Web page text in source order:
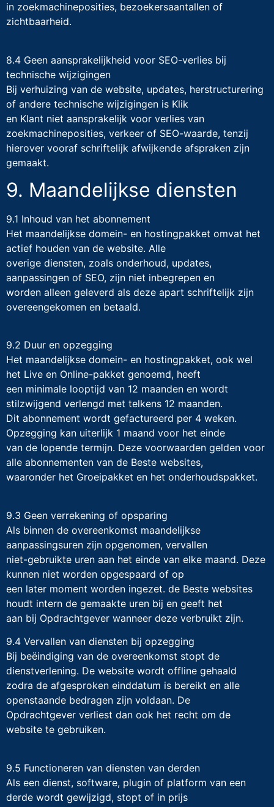
in zoekmachineposities, bezoekersaantallen of
zichtbaarheid.
8.4 Geen aansprakelijkheid voor SEO-verlies bij
technische wijzigingen
Bij verhuizing van de website, updates, herstructurering
of andere technische wijzigingen is Klik
en Klant niet aansprakelijk voor verlies van
zoekmachineposities, verkeer of SEO-waarde, tenzij
hierover vooraf schriftelijk afwijkende afspraken zijn
gemaakt.
9. Maandelijkse diensten
9.1 Inhoud van het abonnement
Het maandelijkse domein- en hostingpakket omvat het
actief houden van de website. Alle
overige diensten, zoals onderhoud, updates,
aanpassingen of SEO, zijn niet inbegrepen en
worden alleen geleverd als deze apart schriftelijk zijn
overeengekomen en betaald.
9.2 Duur en opzegging
Het maandelijkse domein- en hostingpakket, ook wel
het Live en Online-pakket genoemd, heeft
een minimale looptijd van 12 maanden en wordt
stilzwijgend verlengd met telkens 12 maanden.
Dit abonnement wordt gefactureerd per 4 weken.
Opzegging kan uiterlijk 1 maand voor het einde
van de lopende termijn. Deze voorwaarden gelden voor
alle abonnementen van de Beste websites,
waaronder het Groeipakket en het onderhoudspakket.
9.3 Geen verrekening of opsparing
Als binnen de overeenkomst maandelijkse
aanpassingsuren zijn opgenomen, vervallen
niet-gebruikte uren aan het einde van elke maand. Deze
kunnen niet worden opgespaard of op
een later moment worden ingezet. de Beste websites
houdt intern de gemaakte uren bij en geeft het
aan bij Opdrachtgever wanneer deze verbruikt zijn.
9.4 Vervallen van diensten bij opzegging
Bij beëindiging van de overeenkomst stopt de
dienstverlening. De website wordt offline gehaald
zodra de afgesproken einddatum is bereikt en alle
openstaande bedragen zijn voldaan. De
Opdrachtgever verliest dan ook het recht om de
website te gebruiken.
9.5 Functioneren van diensten van derden
Als een dienst, software, plugin of platform van een
derde wordt gewijzigd, stopt of in prijs